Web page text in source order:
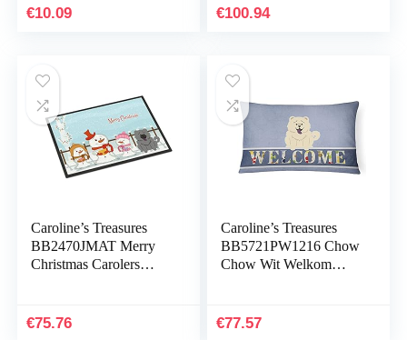
Decal Auto Decoratie, 3
€10.09
pannenlappen,
€100.94
Caroline’s Treasures
BB2470JMAT Merry
Christmas Carolers
x 91,4 cm, 91,4 cm l
€75.76
Caroline’s Treasures
BB5721PW1216 Chow
Chow Wit Welkom
Multicolor
€77.57